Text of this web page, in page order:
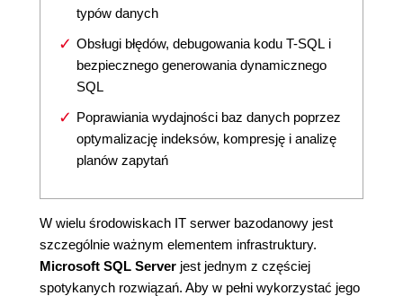
typów danych
Obsługi błędów, debugowania kodu T-SQL i
bezpiecznego generowania dynamicznego
SQL
Poprawiania wydajności baz danych poprzez
optymalizację indeksów, kompresję i analizę
planów zapytań
W wielu środowiskach IT serwer bazodanowy jest
szczególnie ważnym elementem infrastruktury.
Microsoft SQL Server jest jednym z częściej
spotykanych rozwiązań. Aby w pełni wykorzystać jego